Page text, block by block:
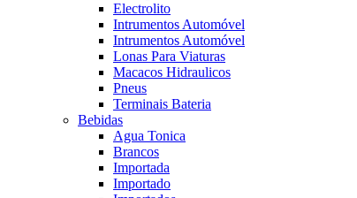
Electrolito
Intrumentos Automóvel
Intrumentos Automóvel
Lonas Para Viaturas
Macacos Hidraulicos
Pneus
Terminais Bateria
Bebidas
Agua Tonica
Brancos
Importada
Importado